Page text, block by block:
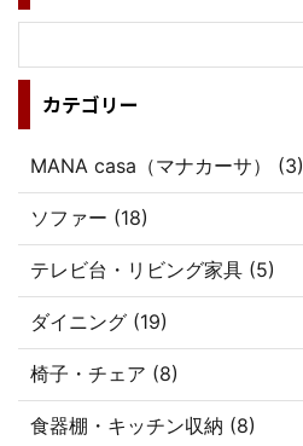
カテゴリー
MANA casa（マナカーサ） (3)
ソファー (18)
テレビ台・リビング家具 (5)
ダイニング (19)
椅子・チェア (8)
食器棚・キッチン収納 (8)